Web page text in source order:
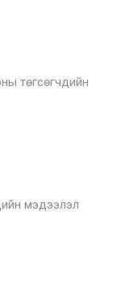
төгсөгчдийн
мэдээлэл